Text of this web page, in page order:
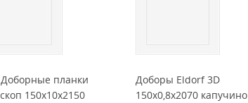
планки
150x10x2150
Доборы Eldorf 3D
150x0,8x2070 капучино